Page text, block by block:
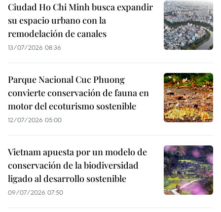
Ciudad Ho Chi Minh busca expandir
su espacio urbano con la
remodelación de canales
13/07/2026 08:36
Parque Nacional Cuc Phuong
convierte conservación de fauna en
motor del ecoturismo sostenible
12/07/2026 05:00
Vietnam apuesta por un modelo de
conservación de la biodiversidad
ligado al desarrollo sostenible
09/07/2026 07:50